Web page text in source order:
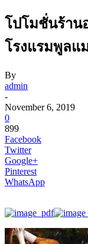
โปโมชั่นร้าน
โรงแรมพูลแ
By
admin
-
November 6, 2019
0
899
Facebook
Twitter
Google+
Pinterest
WhatsApp